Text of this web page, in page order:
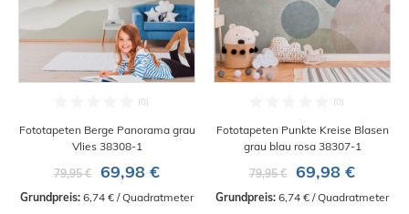
Fototapeten Berge Panorama grau
Vlies 38308-1
79,95 €
69,98 €
Grundpreis: 6,74 € / Quadratmeter
Fototapeten Punkte Kreise Blasen
grau blau rosa 38307-1
79,95 €
69,98 €
Grundpreis: 6,74 € / Quadratmeter